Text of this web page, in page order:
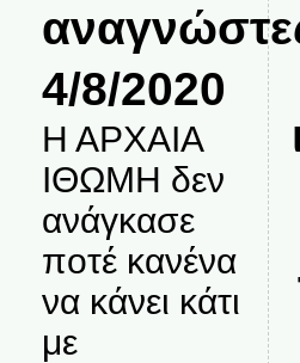
4/8/2020
Η ΑΡΧΑΙΑ
ΙΘΩΜΗ δεν
ανάγκασε
ποτέ κανένα
να κάνει κάτι
με